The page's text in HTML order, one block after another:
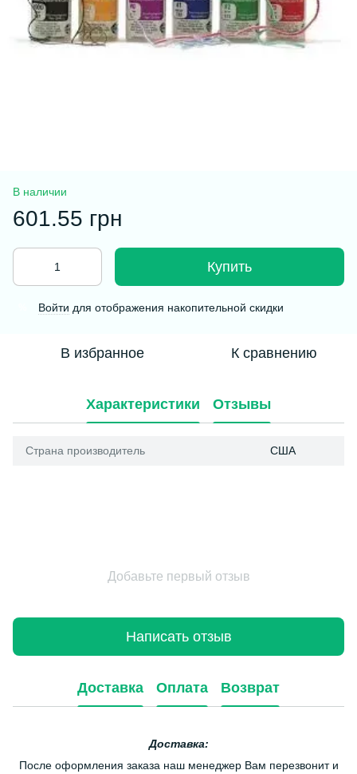
В наличии
601.55 грн
Купить
Войти для отображения накопительной скидки
В избранное К сравнению
Характеристики Отзывы
Страна производитель США
Добавьте первый отзыв
Написать отзыв
Доставка Оплата Возврат
Доставка:
После оформления заказа наш менеджер Вам перезвонит и